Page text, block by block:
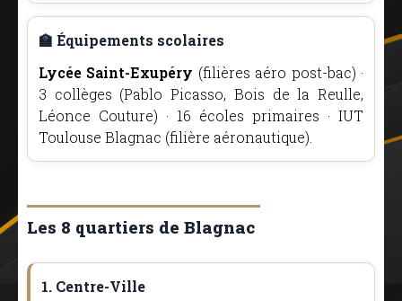
🏫 Équipements scolaires
Lycée Saint-Exupéry (filières aéro post-bac) ·
3 collèges (Pablo Picasso, Bois de la Reulle,
Léonce Couture) · 16 écoles primaires · IUT
Toulouse Blagnac (filière aéronautique).
Les 8 quartiers de Blagnac
1. Centre-Ville